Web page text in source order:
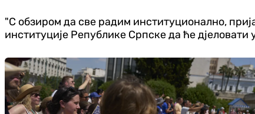
"С обзиром да све радим институционално,
институције Републике Српске да ће